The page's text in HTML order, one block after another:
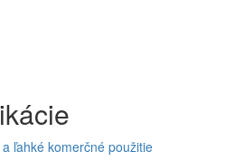
ľahké komerčné použitie